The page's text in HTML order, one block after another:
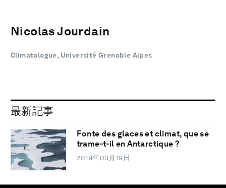
Nicolas Jourdain
Climatologue, Université Grenoble Alpes
最新記事
Fonte des glaces et climat, que se
trame-t-il en Antarctique ?
2019年03月19日